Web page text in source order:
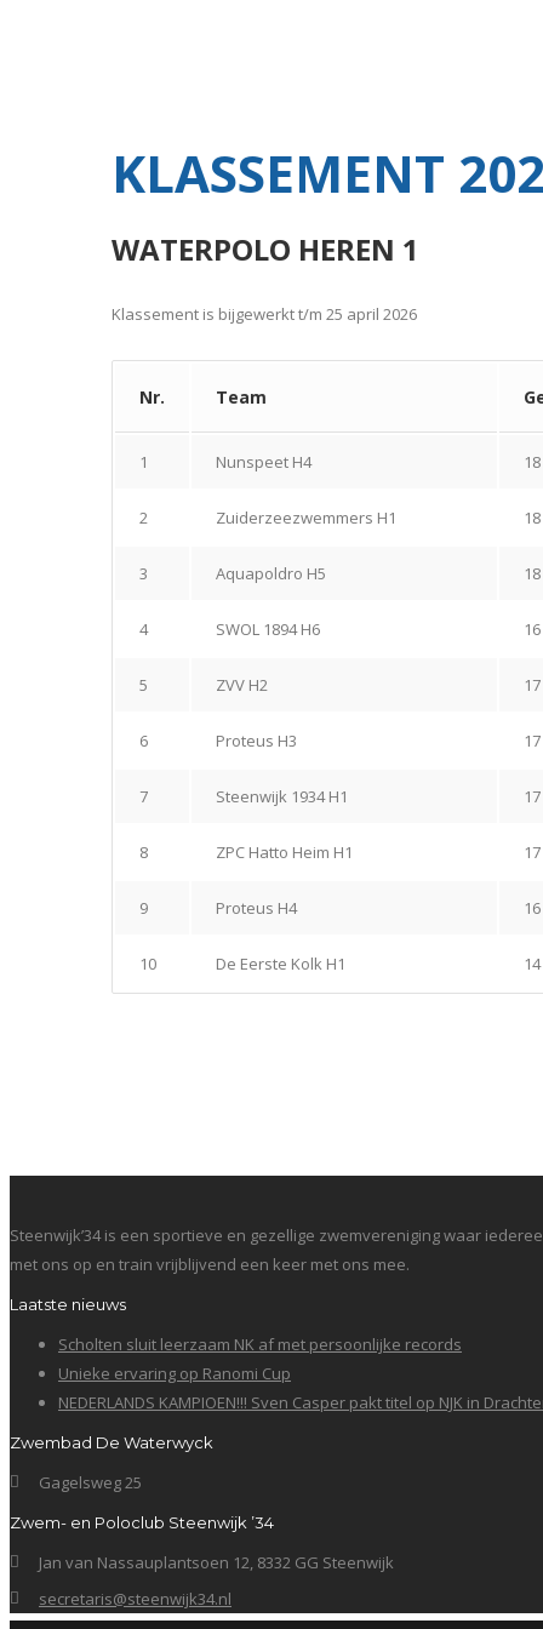
KLASSEMENT
WATERPOLO HEREN 1
Klassement is bijgewerkt t/m 25 april 2026
Nr. Team
1 Nunspeet H4 18
2 Zuiderzeezwemmers H1 18
3 Aquapoldro H5 18
4 SWOL 1894 H6 16
5 ZVV H2 17
6 Proteus H3 17
7 Steenwijk 1934 H1 17
8 ZPC Hatto Heim H1 17
9 Proteus H4 16
10 De Eerste Kolk H1 14
Steenwijk’34 is een sportieve en gezellige zwemvereniging waar
met ons op en train vrijblijvend een keer met ons mee.
Laatste nieuws
Scholten sluit leerzaam NK af met persoonlijke records
Unieke ervaring op Ranomi Cup
NEDERLANDS KAMPIOEN!!! Sven Casper pakt titel op NJK in
Zwembad De Waterwyck
Gagelsweg 25
Zwem- en Poloclub Steenwijk ’34
Jan van Nassauplantsoen 12, 8332 GG Steenwijk
secretaris@steenwijk34.nl